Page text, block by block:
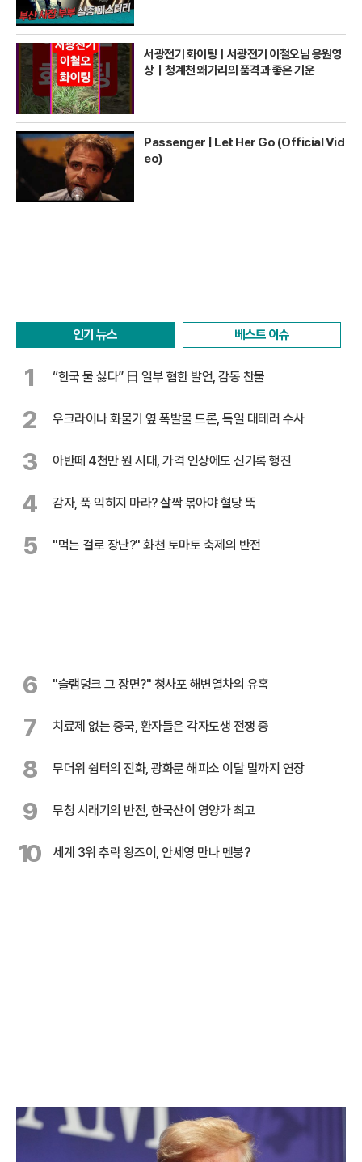
서광전기 화이팅ㅣ서광전기 이철오님 응원영
상｜청계천 왜가리의 품격과 좋은 기운
Passenger | Let Her Go (Official Vid
eo)
인기 뉴스 베스트 이슈
1 “한국 물 싫다” 日 일부 혐한 발언, 감동 찬물
2 우크라이나 화물기 옆 폭발물 드론, 독일 대테러 수사
3 아반떼 4천만 원 시대, 가격 인상에도 신기록 행진
4 감자, 푹 익히지 마라? 살짝 볶아야 혈당 뚝
5 "먹는 걸로 장난?" 화천 토마토 축제의 반전
6 "슬램덩크 그 장면?" 청사포 해변열차의 유혹
7 치료제 없는 중국, 환자들은 각자도생 전쟁 중
8 무더위 쉼터의 진화, 광화문 해피소 이달 말까지 연장
9 무청 시래기의 반전, 한국산이 영양가 최고
10 세계 3위 추락 왕즈이, 안세영 만나 멘붕?